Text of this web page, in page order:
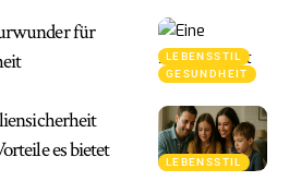
LEBENSSTIL
GESUNDHEIT
für
LEBENSSTIL
es bietet